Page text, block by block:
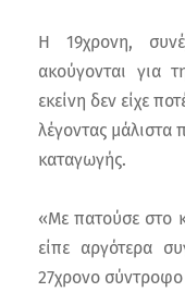
Η 19χρονη,
ακούγονται για
εκείνη δεν είχε
λέγοντας μάλιστα
καταγωγής.
«Με πατούσε στο
είπε αργότερα
27χρονο σύντροφο